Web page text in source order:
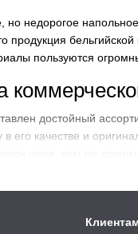
но недорогое
продукция
пользуются
достойный
его качестве и